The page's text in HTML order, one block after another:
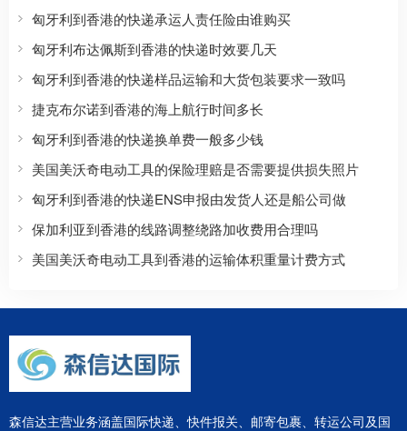
匈牙利到香港的快递承运人责任险由谁购买
匈牙利布达佩斯到香港的快递时效要几天
匈牙利到香港的快递样品运输和大货包装要求一致吗
捷克布尔诺到香港的海上航行时间多长
匈牙利到香港的快递换单费一般多少钱
美国美沃奇电动工具的保险理赔是否需要提供损失照片
匈牙利到香港的快递ENS申报由发货人还是船公司做
保加利亚到香港的线路调整绕路加收费用合理吗
美国美沃奇电动工具到香港的运输体积重量计费方式
森信达主营业务涵盖国际快递、快件报关、邮寄包裹、转运公司及国